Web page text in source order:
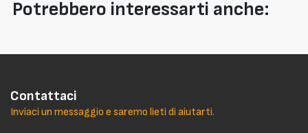
Potrebbero interessarti anche:
Contattaci
Inviaci un messaggio e saremo lieti di aiutarti.